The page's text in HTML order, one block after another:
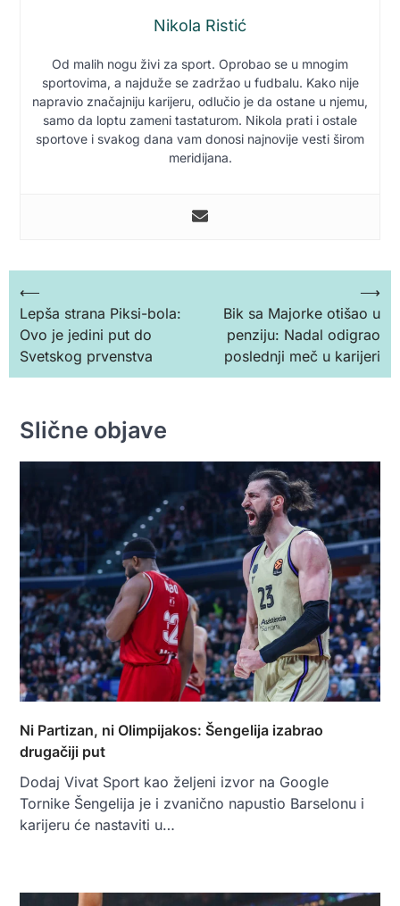
Nikola Ristić
Od malih nogu živi za sport. Oprobao se u mnogim
sportovima, a najduže se zadržao u fudbalu. Kako nije
napravio značajniju karijeru, odlučio je da ostane u njemu,
samo da loptu zameni tastaturom. Nikola prati i ostale
sportove i svakog dana vam donosi najnovije vesti širom
meridijana.
Кретање
чланка
⟵
Lepša strana Piksi-bola:
Ovo je jedini put do
Svetskog prvenstva
Bik sa Majorke otišao u
penziju: Nadal odigrao
poslednji meč u karijeri
⟶
Slične objave
Ni Partizan, ni Olimpijakos: Šengelija izabrao
drugačiji put
Dodaj Vivat Sport kao željeni izvor na Google
Tornike Šengelija je i zvanično napustio Barselonu i
karijeru će nastaviti u…